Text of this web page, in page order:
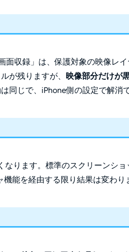
面収録」は、保護対象の映像レ
が残りますが、 映像部分だけが
同じで、iPhone側の設定で解消
ります。標準のスクリーンシ
能を経由する限り結果は変わり